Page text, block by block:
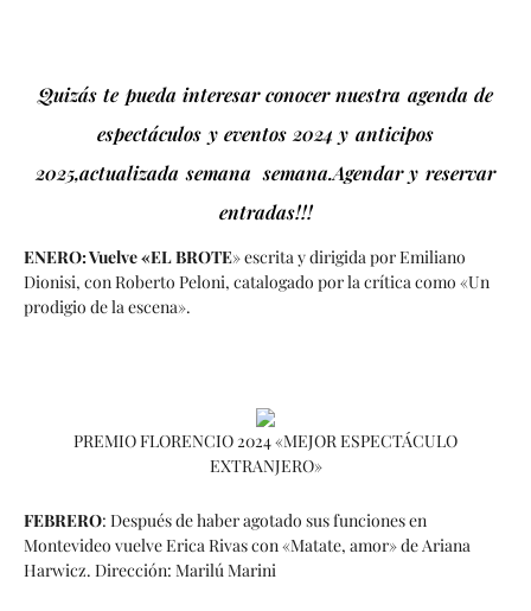
Quizás te pueda interesar conocer nuestra agenda de
espectáculos y eventos 2024 y anticipos
2025,actualizada semana semana.Agendar y reservar
entradas!!!
ENERO: Vuelve «EL BROTE» escrita y dirigida por Emiliano
Dionisi, con Roberto Peloni, catalogado por la crítica como «Un
prodigio de la escena».
PREMIO FLORENCIO 2024 «MEJOR ESPECTÁCULO
EXTRANJERO»
FEBRERO: Después de haber agotado sus funciones en
Montevideo vuelve Erica Rivas con «Matate, amor» de Ariana
Harwicz. Dirección: Marilú Marini